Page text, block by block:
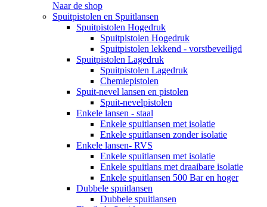
Naar de shop
Spuitpistolen en Spuitlansen
Spuitpistolen Hogedruk
Spuitpistolen Hogedruk
Spuitpistolen lekkend - vorstbeveiligd
Spuitpistolen Lagedruk
Spuitpistolen Lagedruk
Chemiepistolen
Spuit-nevel lansen en pistolen
Spuit-nevelpistolen
Enkele lansen - staal
Enkele spuitlansen met isolatie
Enkele spuitlansen zonder isolatie
Enkele lansen- RVS
Enkele spuitlansen met isolatie
Enkele spuitlans met draaibare isolatie
Enkele spuitlansen 500 Bar en hoger
Dubbele spuitlansen
Dubbele spuitlansen